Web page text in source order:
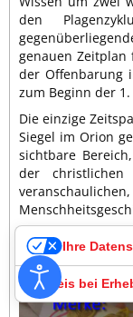
den
genauen Zeitplan
der Offenbarung
zum Beginn der 1.
Die einzige
Siegel im Orion
sichtbare
der
Ihre
Hinweis bei